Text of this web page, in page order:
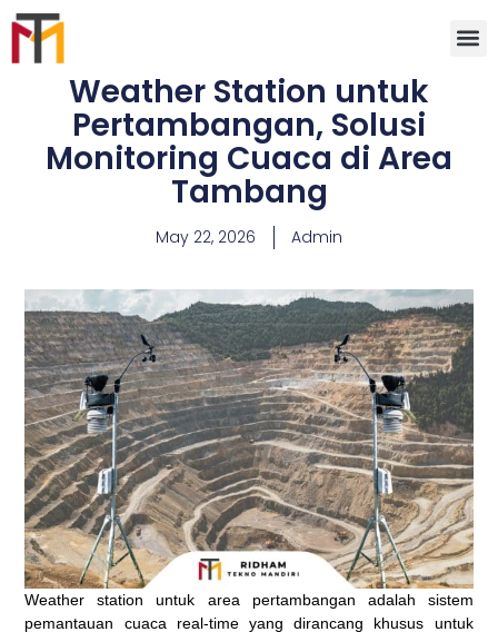
Weather Station untuk
Pertambangan, Solusi
Monitoring Cuaca di Area
Tambang
May 22, 2026 Admin
Weather station untuk area pertambangan adalah sistem
pemantauan cuaca real-time yang dirancang khusus untuk